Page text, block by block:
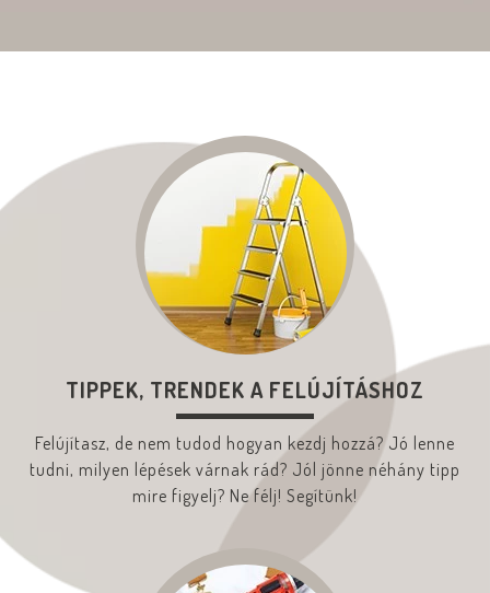
TIPPEK, TRENDEK A FELÚJÍTÁSHOZ
Felújítasz, de nem tudod hogyan kezdj hozzá? Jó lenne
tudni, milyen lépések várnak rád? Jól jönne néhány tipp
mire figyelj? Ne félj! Segítünk!